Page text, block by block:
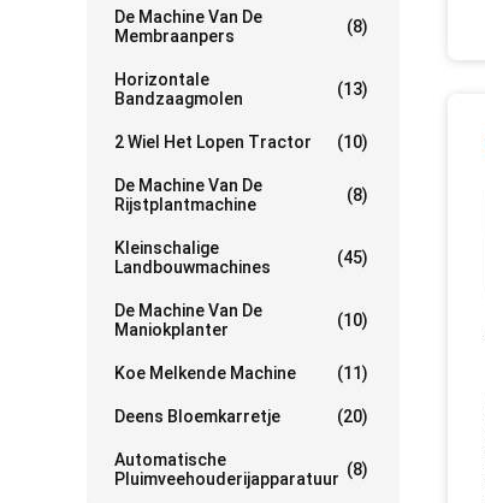
De Machine Van De
Membraanpers
(8)
Horizontale
Bandzaagmolen
(13)
2 Wiel Het Lopen Tractor (10)
De Machine Van De
Rijstplantmachine
(8)
Kleinschalige
Landbouwmachines
(45)
De Machine Van De
Maniokplanter
(10)
Koe Melkende Machine (11)
Deens Bloemkarretje (20)
Automatische
Pluimveehouderijapparatuur (8)